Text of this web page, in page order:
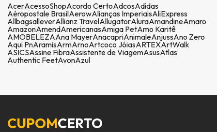
AcerAcessoShopAcordo CertoAdcosAdidas
Aéropostale BrasilAerowAlianças ImperiaisAliExpress
AllbagsalleverAllianz TravelAllugatorAluraAmandineAmaro
AmazonAmendAmericanasAmiga PetAmo Karitê
AMOBELEZAAna MayerAnacapriAnimaleAnjussAno Zero
Aqui PnAramisArmArnoArtcoco JóiasARTEXArtWalk
ASICSAssine FibraAssistente de ViagemAsusAtlas
Authentic FeetAvonAzul
CUPOMCERTO